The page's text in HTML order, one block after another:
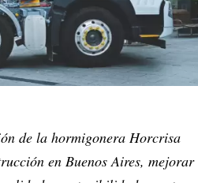
de la hormigonera Horcrisa
en Buenos Aires, mejorar